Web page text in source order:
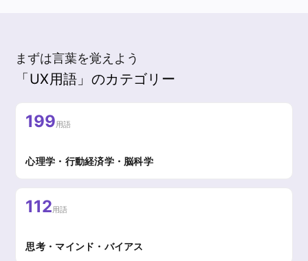
まずは言葉を覚えよう
「UX用語」のカテゴリー
199用語
心理学・行動経済学・脳科学
112用語
思考・マインド・バイアス